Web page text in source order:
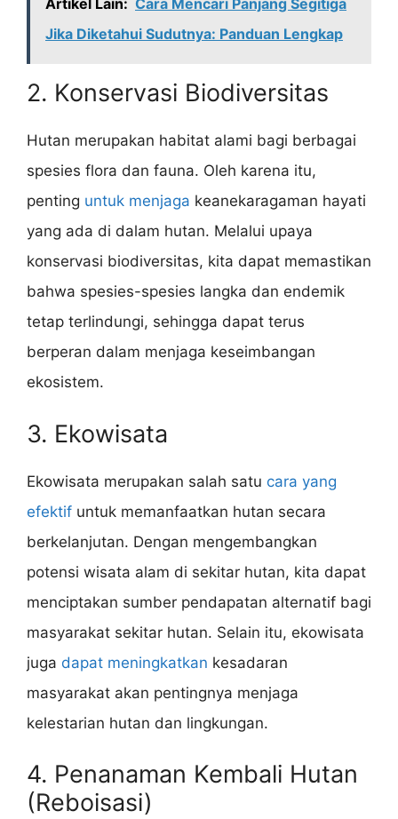
Artikel Lain: Cara Mencari Panjang Segitiga
Jika Diketahui Sudutnya: Panduan Lengkap
2. Konservasi Biodiversitas
Hutan merupakan habitat alami bagi berbagai
spesies flora dan fauna. Oleh karena itu,
penting untuk menjaga keanekaragaman hayati
yang ada di dalam hutan. Melalui upaya
konservasi biodiversitas, kita dapat memastikan
bahwa spesies-spesies langka dan endemik
tetap terlindungi, sehingga dapat terus
berperan dalam menjaga keseimbangan
ekosistem.
3. Ekowisata
Ekowisata merupakan salah satu cara yang
efektif untuk memanfaatkan hutan secara
berkelanjutan. Dengan mengembangkan
potensi wisata alam di sekitar hutan, kita dapat
menciptakan sumber pendapatan alternatif bagi
masyarakat sekitar hutan. Selain itu, ekowisata
juga dapat meningkatkan kesadaran
masyarakat akan pentingnya menjaga
kelestarian hutan dan lingkungan.
4. Penanaman Kembali Hutan
(Reboisasi)